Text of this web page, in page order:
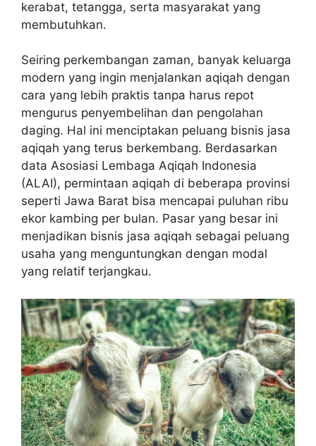
kerabat, tetangga, serta masyarakat yang
membutuhkan.
Seiring perkembangan zaman, banyak keluarga
modern yang ingin menjalankan aqiqah dengan
cara yang lebih praktis tanpa harus repot
mengurus penyembelihan dan pengolahan
daging. Hal ini menciptakan peluang bisnis jasa
aqiqah yang terus berkembang. Berdasarkan
data Asosiasi Lembaga Aqiqah Indonesia
(ALAI), permintaan aqiqah di beberapa provinsi
seperti Jawa Barat bisa mencapai puluhan ribu
ekor kambing per bulan. Pasar yang besar ini
menjadikan bisnis jasa aqiqah sebagai peluang
usaha yang menguntungkan dengan modal
yang relatif terjangkau.